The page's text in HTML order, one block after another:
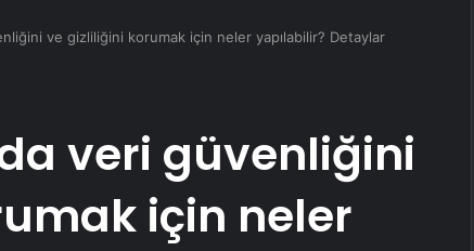
ve gizliliğini korumak için neler yapılabilir? Detaylar
veri güvenliğini
için neler